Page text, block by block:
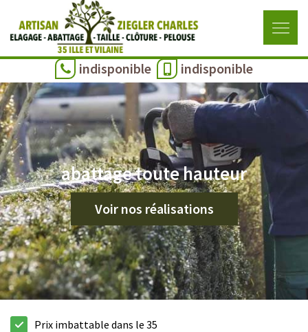
indisponible indisponible
abattage toute hauteur
Voir nos réalisations
Prix imbattable dans le 35